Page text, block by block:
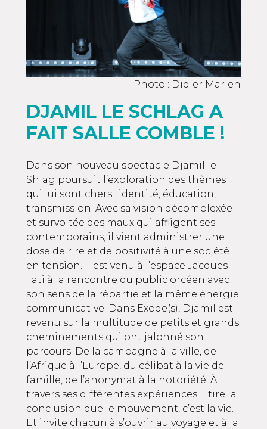
Photo : Didier Marien
DJAMIL LE SCHLAG A
FAIT SALLE COMBLE !
Dans son nouveau spectacle Djamil le
Shlag poursuit l’exploration des thèmes
qui lui sont chers : identité, éducation,
transmission. Avec sa vision décomplexée
et survoltée des maux qui affligent ses
contemporains, il vient administrer une
dose de rire et de positivité à une société
en tension. Il est venu à l’espace Jacques
Tati à la rencontre du public orcéen avec
son sens de la répartie et la même énergie
communicative. Dans Exode(s), Djamil est
revenu sur la multitude de petits et grands
cheminements qui ont jalonné son
parcours. De la campagne à la ville, de
l’Afrique à l’Europe, du célibat à la vie de
famille, de l’anonymat à la notoriété. À
travers ses différentes expériences il tire la
conclusion que le mouvement, c’est la vie.
Et invite chacun à s’ouvrir au voyage et à la